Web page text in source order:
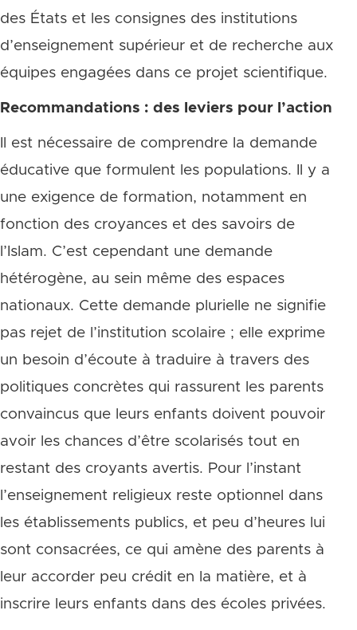
des États et les consignes des institutions
d’enseignement supérieur et de recherche aux
équipes engagées dans ce projet scientifique.
Recommandations : des leviers pour l’action
Il est nécessaire de comprendre la demande
éducative que formulent les populations. Il y a
une exigence de formation, notamment en
fonction des croyances et des savoirs de
l’Islam. C’est cependant une demande
hétérogène, au sein même des espaces
nationaux. Cette demande plurielle ne signifie
pas rejet de l’institution scolaire ; elle exprime
un besoin d’écoute à traduire à travers des
politiques concrètes qui rassurent les parents
convaincus que leurs enfants doivent pouvoir
avoir les chances d’être scolarisés tout en
restant des croyants avertis. Pour l’instant
l’enseignement religieux reste optionnel dans
les établissements publics, et peu d’heures lui
sont consacrées, ce qui amène des parents à
leur accorder peu crédit en la matière, et à
inscrire leurs enfants dans des écoles privées.